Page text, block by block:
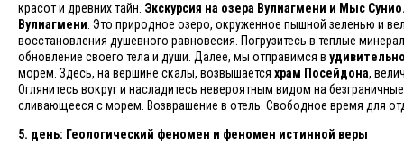
красот и древних тайн. Экскурсия на озера Вулиагмени и Мыс
Вулиагмени . Это природное озеро, окруженное пышной зеленью и
восстановления душевного равновесия. Погрузитесь в теплые
обновление своего тела и души. Далее, мы отправимся в
морем. Здесь, на вершине скалы, возвышается храм Посейдона,
Оглянитесь вокруг и насладитесь невероятным видом на
сливающееся с морем. Возврашение в отель. Свободное время для
5. день: Геологический феномен и феномен истинной веры